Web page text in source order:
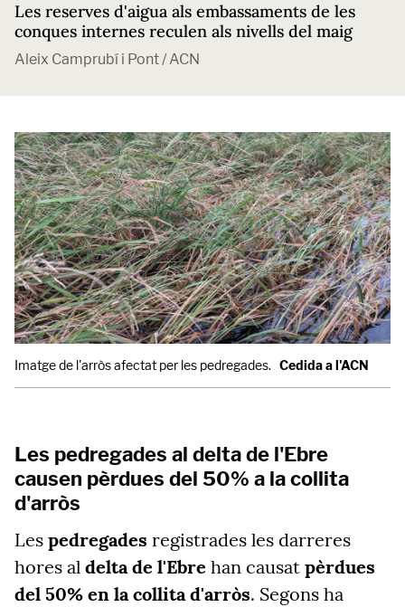
Les reserves d'aigua als embassaments de les
conques internes reculen als nivells del maig
Aleix Camprubí i Pont / ACN
Imatge de l'arròs afectat per les pedregades. Cedida a l'ACN
Les pedregades al delta de l'Ebre
causen pèrdues del 50% a la collita
d'arròs
Les pedregades registrades les darreres
hores al delta de l'Ebre han causat pèrdues
del 50% en la collita d'arròs. Segons ha